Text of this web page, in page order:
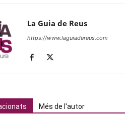
La Guia de Reus
https://www.laguiadereus.com
Més de l'autor